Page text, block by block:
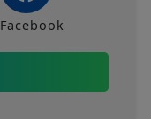
Facebook